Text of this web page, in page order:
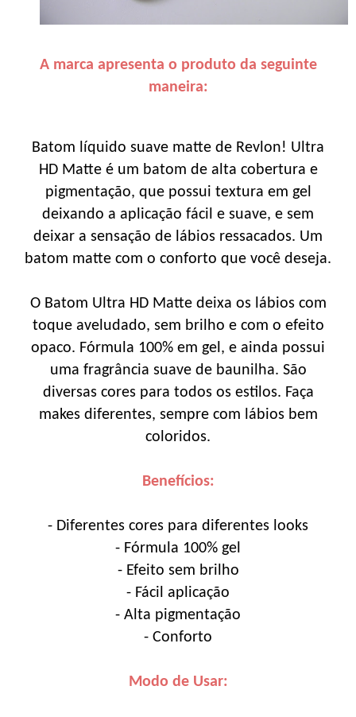
A marca apresenta o produto da seguinte
maneira:
Batom líquido suave matte de Revlon! Ultra
HD Matte é um batom de alta cobertura e
pigmentação, que possui textura em gel
deixando a aplicação fácil e suave, e sem
deixar a sensação de lábios ressacados. Um
batom matte com o conforto que você deseja.
O Batom Ultra HD Matte deixa os lábios com
toque aveludado, sem brilho e com o efeito
opaco. Fórmula 100% em gel, e ainda possui
uma fragrância suave de baunilha. São
diversas cores para todos os estilos. Faça
makes diferentes, sempre com lábios bem
coloridos.
Benefícios:
- Diferentes cores para diferentes looks
- Fórmula 100% gel
- Efeito sem brilho
- Fácil aplicação
- Alta pigmentação
- Conforto
Modo de Usar: